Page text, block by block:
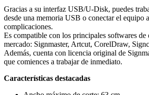
Gracias a su interfaz USB/U-Disk, puedes
desde una memoria USB o conectar el equipo
complicaciones.
Es compatible con los principales softwares de
mercado: Signmaster, Artcut, CorelDraw,
Además, cuenta con licencia original de
que comiences a trabajar de inmediato.
Características destacadas